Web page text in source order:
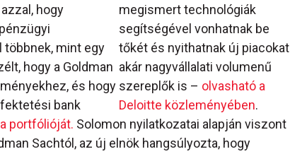
megismert technológiák
segítségével vonhatnak be
tőkét és nyithatnak új piacokat
akár nagyvállalati volumenű
szereplők is – olvasható a
Deloitte közleményében.
hogy
mint egy
hogy a Goldman
és hogy
bank
portfólióját. Solomon nyilatkozatai alapján viszont
Sachtól, az új elnök hangsúlyozta, hogy